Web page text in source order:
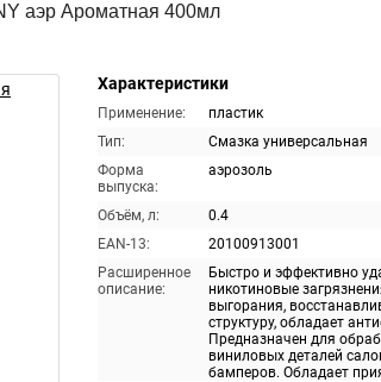
аэр Ароматная 400мл
Характеристики
Применение:
пластик
Тип:
Смазка универсальная
Форма
выпуска:
аэрозоль
Объём, л:
0.4
EAN-13:
20100913001
Расширенное
описание:
Быстро и эффективно
никотиновые
выгорания,
структуру, обладает
Предназначен для
виниловых деталей
бамперов. Обладает